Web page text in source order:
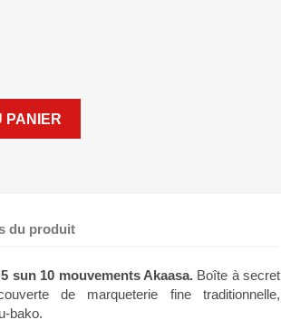
PANIER
du produit
sun 10 mouvements Akaasa. Boîte à secret
de marqueterie fine traditionnelle,
bako.